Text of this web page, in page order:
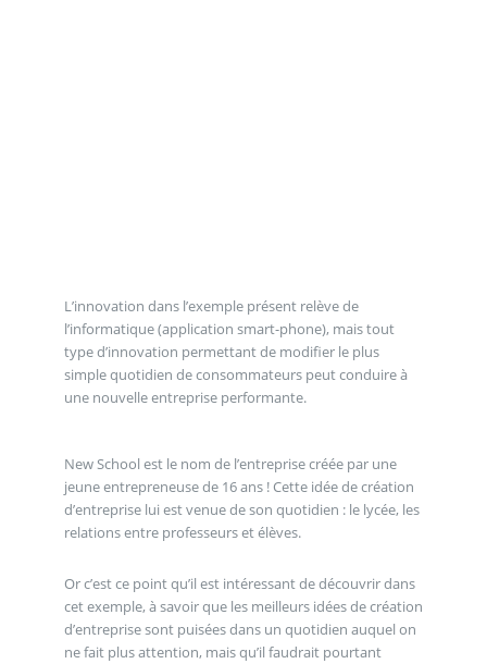
L’innovation dans l’exemple présent relève de
l’informatique (application smart-phone), mais tout
type d’innovation permettant de modifier le plus
simple quotidien de consommateurs peut conduire à
une nouvelle entreprise performante.
New School est le nom de l’entreprise créée par une
jeune entrepreneuse de 16 ans ! Cette idée de création
d’entreprise lui est venue de son quotidien : le lycée, les
relations entre professeurs et élèves.
Or c’est ce point qu’il est intéressant de découvrir dans
cet exemple, à savoir que les meilleurs idées de création
d’entreprise sont puisées dans un quotidien auquel on
ne fait plus attention, mais qu’il faudrait pourtant